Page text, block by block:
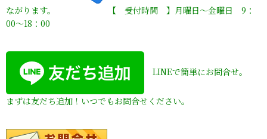
ながります。 【 受付時間 】月曜日〜金曜日 9：
00〜18：00
LINEで簡単にお問合せ。
まずは友だち追加！いつでもお問合せください。